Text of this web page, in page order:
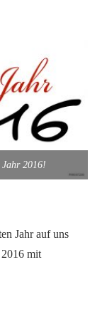
Jahr 2016!
Jahr auf uns
mit